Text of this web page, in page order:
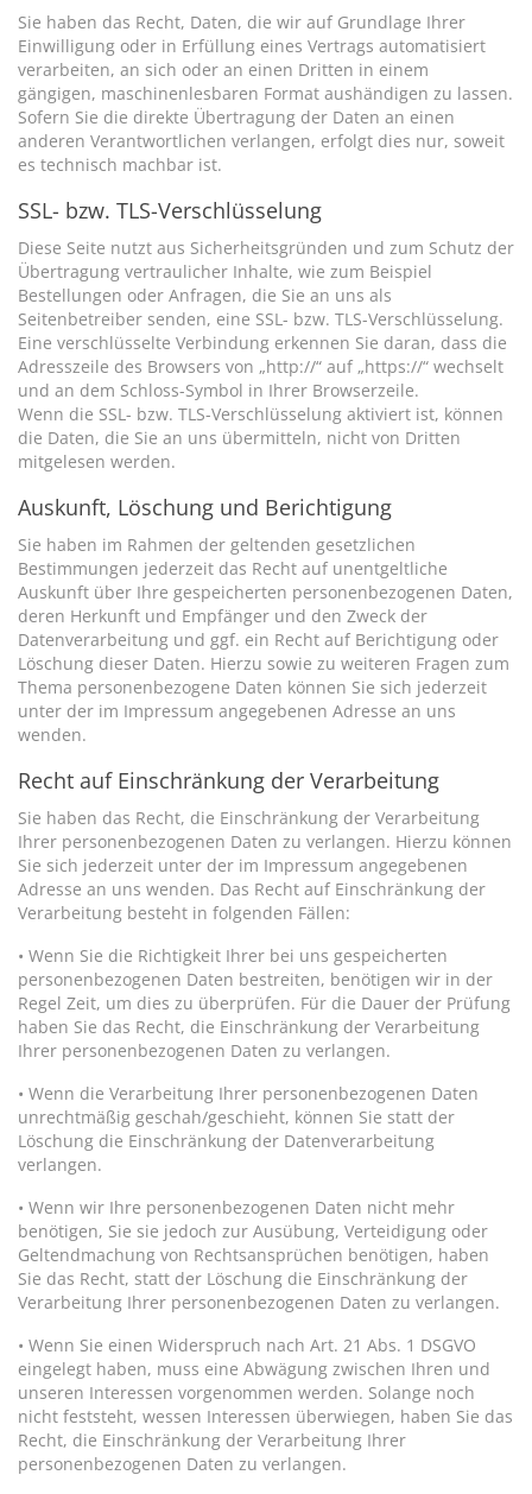
Sie haben das Recht, Daten, die wir auf Grundlage Ihrer
Einwilligung oder in Erfüllung eines Vertrags automatisiert
verarbeiten, an sich oder an einen Dritten in einem
gängigen, maschinenlesbaren Format aushändigen zu lassen.
Sofern Sie die direkte Übertragung der Daten an einen
anderen Verantwortlichen verlangen, erfolgt dies nur, soweit
es technisch machbar ist.
SSL- bzw. TLS-Verschlüsselung
Diese Seite nutzt aus Sicherheitsgründen und zum Schutz der
Übertragung vertraulicher Inhalte, wie zum Beispiel
Bestellungen oder Anfragen, die Sie an uns als
Seitenbetreiber senden, eine SSL- bzw. TLS-Verschlüsselung.
Eine verschlüsselte Verbindung erkennen Sie daran, dass die
Adresszeile des Browsers von „http://“ auf „https://“ wechselt
und an dem Schloss-Symbol in Ihrer Browserzeile.
Wenn die SSL- bzw. TLS-Verschlüsselung aktiviert ist, können
die Daten, die Sie an uns übermitteln, nicht von Dritten
mitgelesen werden.
Auskunft, Löschung und Berichtigung
Sie haben im Rahmen der geltenden gesetzlichen
Bestimmungen jederzeit das Recht auf unentgeltliche
Auskunft über Ihre gespeicherten personenbezogenen Daten,
deren Herkunft und Empfänger und den Zweck der
Datenverarbeitung und ggf. ein Recht auf Berichtigung oder
Löschung dieser Daten. Hierzu sowie zu weiteren Fragen zum
Thema personenbezogene Daten können Sie sich jederzeit
unter der im Impressum angegebenen Adresse an uns
wenden.
Recht auf Einschränkung der Verarbeitung
Sie haben das Recht, die Einschränkung der Verarbeitung
Ihrer personenbezogenen Daten zu verlangen. Hierzu können
Sie sich jederzeit unter der im Impressum angegebenen
Adresse an uns wenden. Das Recht auf Einschränkung der
Verarbeitung besteht in folgenden Fällen:
• Wenn Sie die Richtigkeit Ihrer bei uns gespeicherten
personenbezogenen Daten bestreiten, benötigen wir in der
Regel Zeit, um dies zu überprüfen. Für die Dauer der Prüfung
haben Sie das Recht, die Einschränkung der Verarbeitung
Ihrer personenbezogenen Daten zu verlangen.
• Wenn die Verarbeitung Ihrer personenbezogenen Daten
unrechtmäßig geschah/geschieht, können Sie statt der
Löschung die Einschränkung der Datenverarbeitung
verlangen.
• Wenn wir Ihre personenbezogenen Daten nicht mehr
benötigen, Sie sie jedoch zur Ausübung, Verteidigung oder
Geltendmachung von Rechtsansprüchen benötigen, haben
Sie das Recht, statt der Löschung die Einschränkung der
Verarbeitung Ihrer personenbezogenen Daten zu verlangen.
• Wenn Sie einen Widerspruch nach Art. 21 Abs. 1 DSGVO
eingelegt haben, muss eine Abwägung zwischen Ihren und
unseren Interessen vorgenommen werden. Solange noch
nicht feststeht, wessen Interessen überwiegen, haben Sie das
Recht, die Einschränkung der Verarbeitung Ihrer
personenbezogenen Daten zu verlangen.